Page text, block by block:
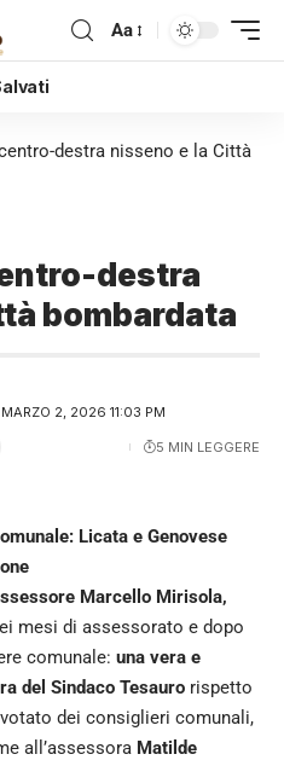
Aa
destra nisseno e la Città
destra
bombardata
2, 2026 11:03 PM
5 MIN LEGGERE
Licata e Genovese
Marcello Mirisola,
mesi di assessorato e dopo
comunale: una vera e
del Sindaco Tesauro rispetto
dei consiglieri comunali,
all’assessora Matilde